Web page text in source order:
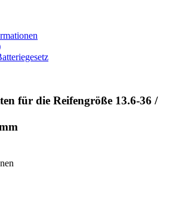
für die Reifengröße 13.6-36 /